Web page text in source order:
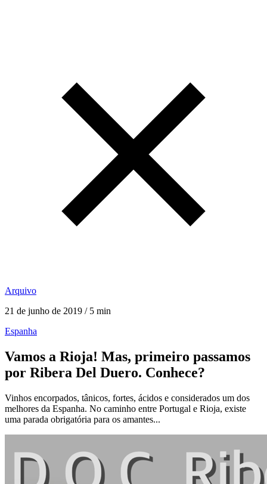
Arquivo
21 de junho de 2019 / 5 min
Espanha
Vamos a Rioja! Mas, primeiro passamos
por Ribera Del Duero. Conhece?
Vinhos encorpados, tânicos, fortes, ácidos e considerados um dos
melhores da Espanha. No caminho entre Portugal e Rioja, existe
uma parada obrigatória para os amantes...